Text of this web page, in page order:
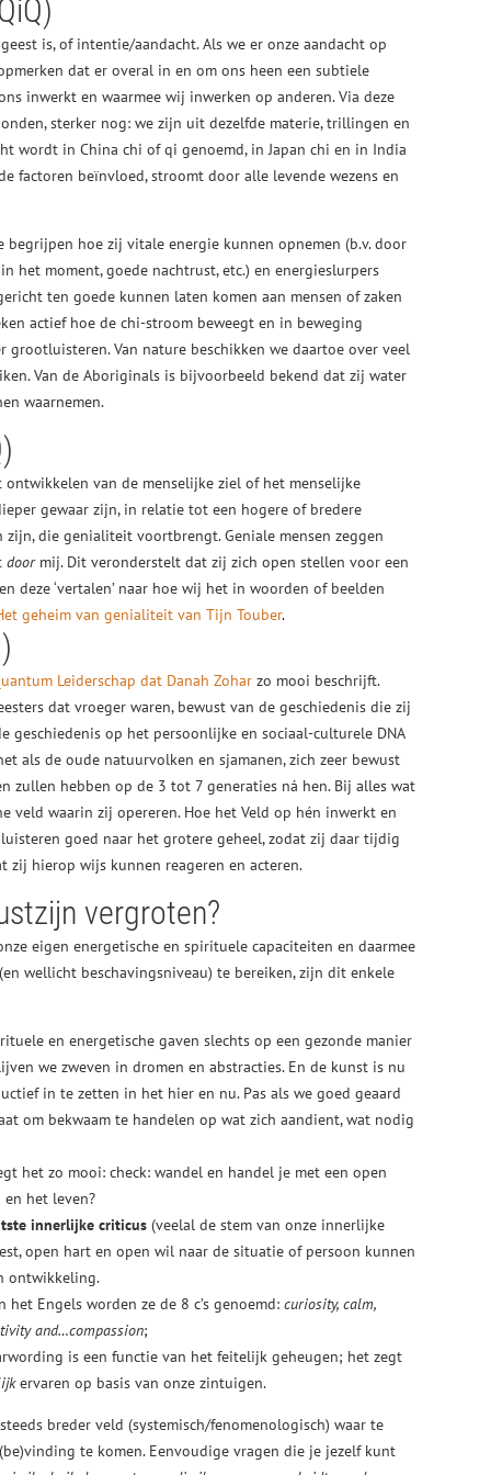
geest is, of intentie/aandacht. Als we er onze aandacht op
dat er overal in en om ons heen een subtiele
inwerkt en waarmee wij inwerken op anderen. Via deze
sterker nog: we zijn uit dezelfde materie, trillingen en
wordt in China chi of qi genoemd, in Japan chi en in India
factoren beïnvloed, stroomt door alle levende wezens en
hoe zij vitale energie kunnen opnemen (b.v. door
het moment, goede nachtrust, etc.) en energieslurpers
ten goede kunnen laten komen aan mensen of zaken
actief hoe de chi-stroom beweegt en in beweging
grootluisteren. Van nature beschikken we daartoe over veel
Van de Aboriginals is bijvoorbeeld bekend dat zij water
waarnemen.
van de menselijke ziel of het menselijke
gewaar zijn, in relatie tot een hogere of bredere
die genialiteit voortbrengt. Geniale mensen zeggen
doormij. Dit veronderstelt dat zij zich open stellen voor een
deze ‘vertalen’ naar hoe wij het in woorden of beelden
geheim van genialiteit van Tijn Touber.
Leiderschap dat Danah Zohar zo mooi beschrijft.
dat vroeger waren, bewust van de geschiedenis die zij
op het persoonlijke en sociaal-culturele DNA
als de oude natuurvolken en sjamanen, zich zeer bewust
zullen hebben op de 3 tot 7 generaties ná hen. Bij alles wat
veld waarin zij opereren. Hoe het Veld op hén inwerkt en
goed naar het grotere geheel, zodat zij daar tijdig
hierop wijs kunnen reageren en acteren.
vergroten?
eigen energetische en spirituele capaciteiten en daarmee
wellicht beschavingsniveau) te bereiken, zijn dit enkele
en energetische gaven slechts op een gezonde manier
we zweven in dromen en abstracties. En de kunst is nu
in te zetten in het hier en nu. Pas als we goed geaard
om bekwaam te handelen op wat zich aandient, wat nodig
het zo mooi: check: wandel en handel je met een open
het leven?
innerlijke criticus (veelal de stem van onze innerlijke
open hart en open wil naar de situatie of persoon kunnen
ontwikkeling.
het Engels worden ze de 8 c’s genoemd: curiosity, calm,
and…compassion;
is een functie van het feitelijk geheugen; het zegt
ervaren op basis van onze zintuigen.
breder veld (systemisch/fenomenologisch) waar te
te komen. Eenvoudige vragen die je jezelf kunt